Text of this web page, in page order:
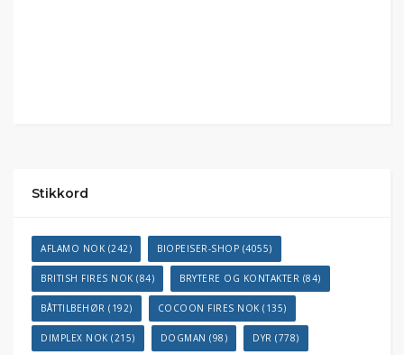
Stikkord
AFLAMO NOK (242) BIOPEISER-SHOP (4055)
BRITISH FIRES NOK (84) BRYTERE OG KONTAKTER (84)
BÅTTILBEHØR (192) COCOON FIRES NOK (135)
DIMPLEX NOK (215) DOGMAN (98) DYR (778)